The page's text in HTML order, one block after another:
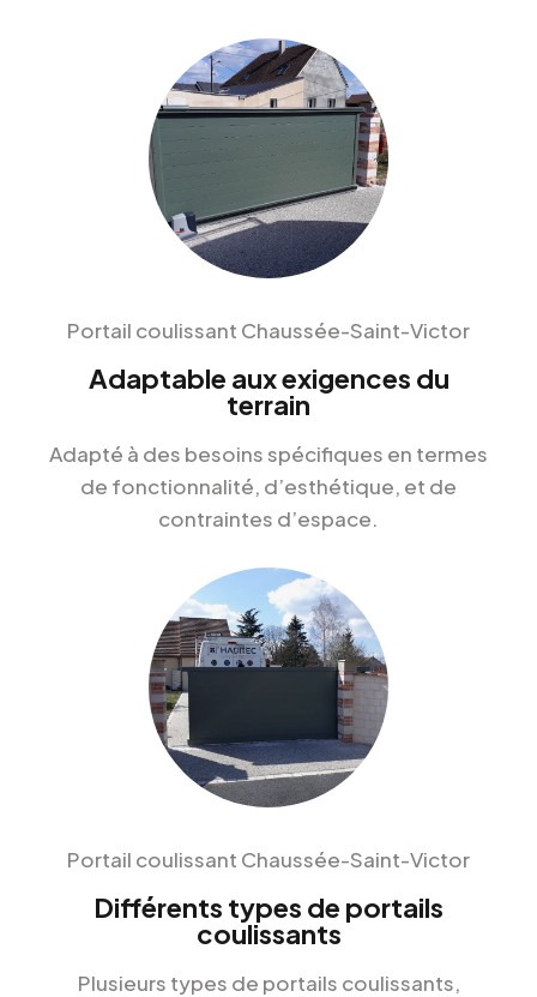
Portail coulissant Chaussée-Saint-Victor
Adaptable aux exigences du
terrain
Adapté à des besoins spécifiques en termes
de fonctionnalité, d’esthétique, et de
contraintes d’espace.
Portail coulissant Chaussée-Saint-Victor
Différents types de portails
coulissants
Plusieurs types de portails coulissants,